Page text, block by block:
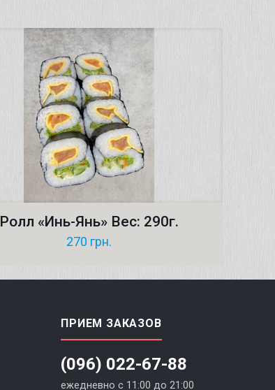
Ролл «Инь-Янь» Вес: 290г.
270 грн.
ПРИЕМ ЗАКАЗОВ
(096) 022-67-88
ежедневно с 11:00 до 21:00